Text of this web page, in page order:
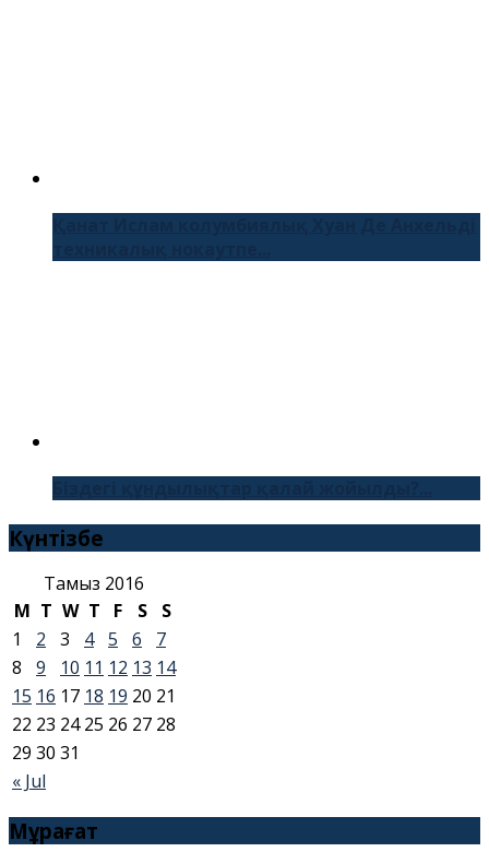
Күнтізбе
Тамыз 2016
M T W T F S S
« Jul
1 2 3 4 5 6
7
8
9 10 11 12 13 14
15 16 17 18 19 20 21
22 23 24 25 26 27 28
29 30 31
Мұрағат